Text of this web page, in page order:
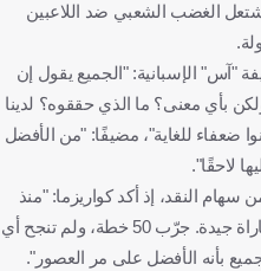
اشتعل الغضب الشعبي ضد اللاعبين
"آس" الإسبانية: "الجميع يقول إن
بأي معنى؟ ما الذي حققوه؟ لدينا
ضعفاء للغاية"، مضيفًا: "من الأفضل
لاحقًا".
سهام النقد، إذ أكد كواريزما: "منذ
وصول مارتينيز، لم أرَ المنتخب يلعب مباراة جيدة. جرّب 50 خطة، ولم تنجح أي
بأنه الأفضل على مر العصور".